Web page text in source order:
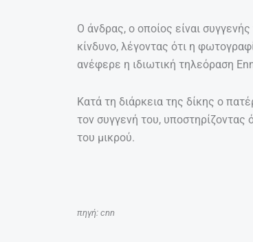
Ο άνδρας, ο οποίος είναι
κίνδυνο, λέγοντας ότι η
ανέφερε η ιδιωτική τηλεόραση
Κατά τη διάρκεια της δίκης ο
τον συγγενή του, υποστηρίζοντας
του μικρού.
πηγή: cnn